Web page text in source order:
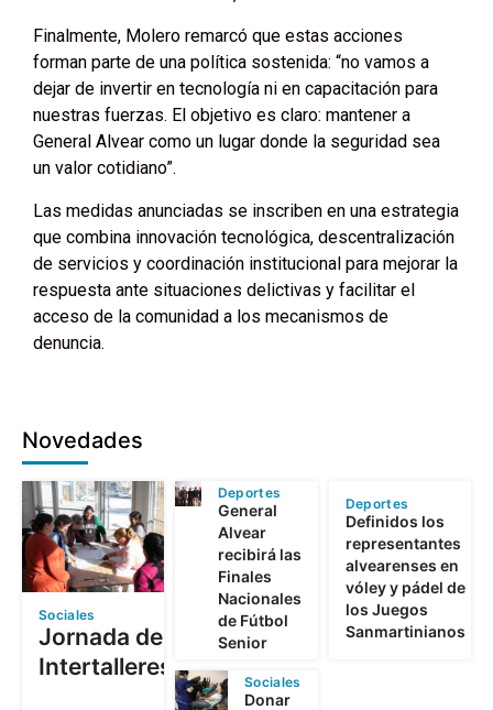
Finalmente, Molero remarcó que estas acciones
forman parte de una política sostenida: “no vamos a
dejar de invertir en tecnología ni en capacitación para
nuestras fuerzas. El objetivo es claro: mantener a
General Alvear como un lugar donde la seguridad sea
un valor cotidiano”.
Las medidas anunciadas se inscriben en una estrategia
que combina innovación tecnológica, descentralización
de servicios y coordinación institucional para mejorar la
respuesta ante situaciones delictivas y facilitar el
acceso de la comunidad a los mecanismos de
denuncia.
Novedades
Sociales
Jornada de
Intertalleres
Deportes
General
Alvear
recibirá las
Finales
Nacionales
de Fútbol
Senior
Deportes
Definidos los
representantes
alvearenses en
vóley y pádel de
los Juegos
Sanmartinianos
Sociales
Donar